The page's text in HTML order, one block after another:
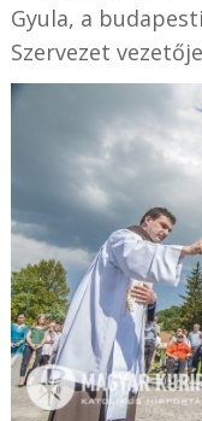
Gyula, a
Szervezet